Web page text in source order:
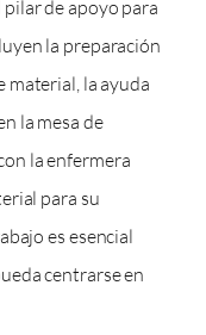
de apoyo para
la preparación
material, la ayuda
la mesa de
la enfermera
para su
es esencial
centrarse en